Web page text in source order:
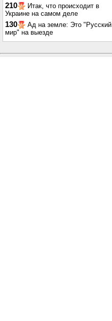
210
Итак, что происходит в
Украине на самом деле
130
Ад на земле: Это "Русский
мир" на выезде